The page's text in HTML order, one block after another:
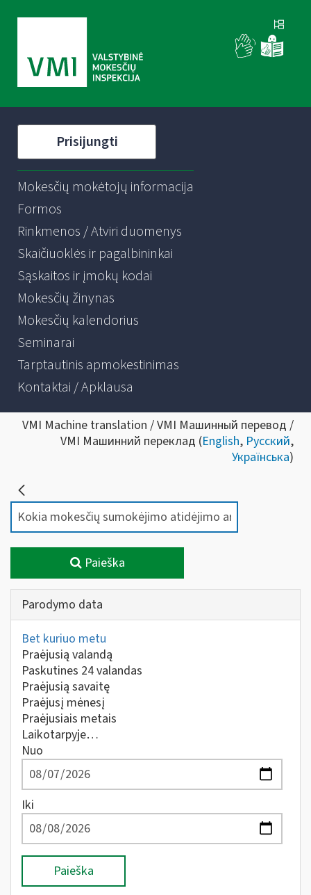
Prisijungti
Mokesčių mokėtojų informacija
Formos
Rinkmenos / Atviri duomenys
Skaičiuoklės ir pagalbininkai
Sąskaitos ir įmokų kodai
Mokesčių žinynas
Mokesčių kalendorius
Seminarai
Tarptautinis apmokestinimas
Kontaktai / Apklausa
VMI Machine translation / VMI Машинный перевод /
VMI Машинний переклад (English, Русский,
Українська)
Paieška
Parodymo data
Bet kuriuo metu
Praėjusią valandą
Paskutines 24 valandas
Praėjusią savaitę
Praėjusį mėnesį
Praėjusiais metais
Laikotarpyje…
Nuo
Iki
Paieška